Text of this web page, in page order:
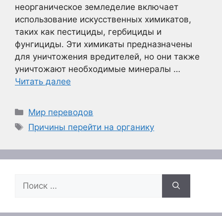
неорганическое земледелие включает
использование искусственных химикатов,
таких как пестициды, гербициды и
фунгициды. Эти химикаты предназначены
для уничтожения вредителей, но они также
уничтожают необходимые минералы …
Читать далее
Рубрики
Мир переводов
Метки
Причины перейти на органику
Поиск: